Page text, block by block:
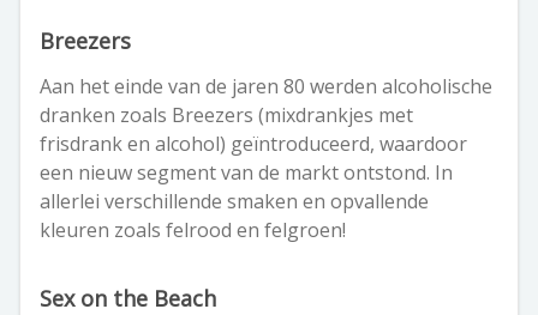
Breezers
Aan het einde van de jaren 80 werden alcoholische
dranken zoals Breezers (mixdrankjes met
frisdrank en alcohol) geïntroduceerd, waardoor
een nieuw segment van de markt ontstond. In
allerlei verschillende smaken en opvallende
kleuren zoals felrood en felgroen!
Sex on the Beach